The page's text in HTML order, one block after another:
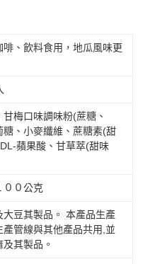
、飲料食用，地瓜風味更
梅口味調味粉(蔗糖、
糖、小麥纖維、蔗糖素(甜
蘋果酸、甘草萃(甜味
００公克
大豆其製品。 本產品生產
產管線與其他產品共用,並
其製品。